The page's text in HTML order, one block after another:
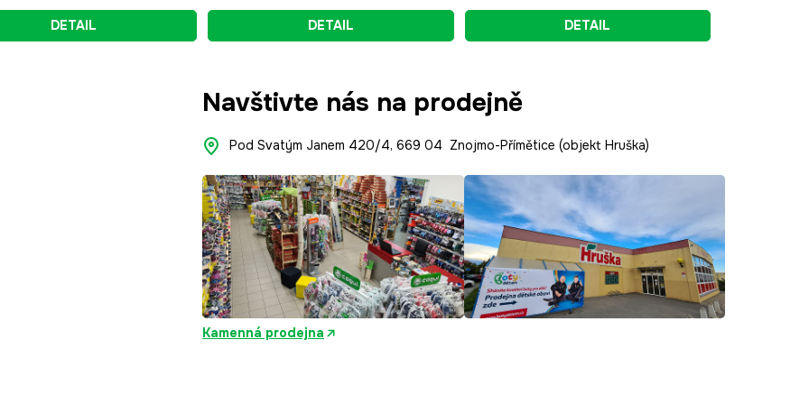
DETAIL DETAIL DETAIL
Navštivte nás na prodejně
Pod Svatým Janem 420/4, 669 04 Znojmo-Přímětice (objekt Hruška)
Kamenná prodejna